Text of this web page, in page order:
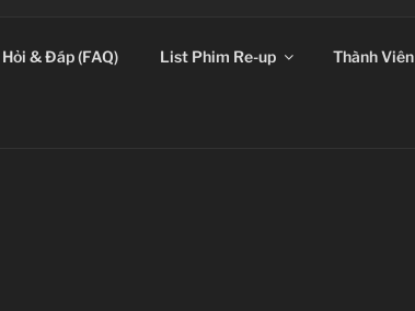
Hỏi & Đáp (FAQ) List Phim Re-up Thành Viên